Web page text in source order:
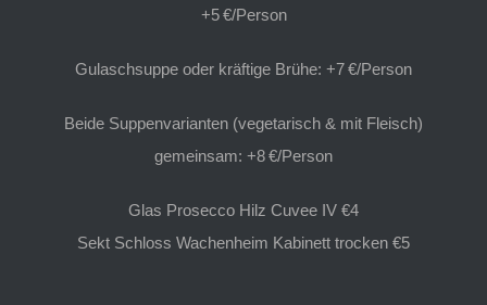
+5 €/Person
Gulaschsuppe oder kräftige Brühe: +7 €/Person
Beide Suppenvarianten (vegetarisch & mit Fleisch)
gemeinsam: +8 €/Person
Glas Prosecco Hilz Cuvee IV €4
Sekt Schloss Wachenheim Kabinett trocken €5